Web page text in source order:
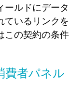
ールドにデータ
ているリンクを
この契約の条件
費者パネル